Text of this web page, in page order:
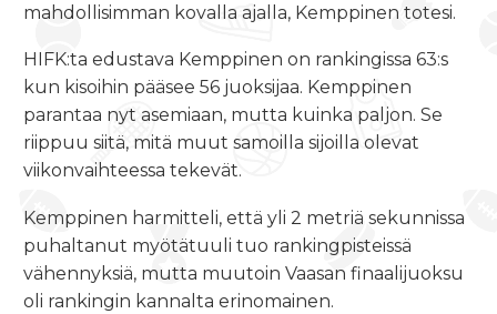
mahdollisimman kovalla ajalla, Kemppinen totesi.
HIFK:ta edustava Kemppinen on rankingissa 63:s
kun kisoihin pääsee 56 juoksijaa. Kemppinen
parantaa nyt asemiaan, mutta kuinka paljon. Se
riippuu siitä, mitä muut samoilla sijoilla olevat
viikonvaihteessa tekevät.
Kemppinen harmitteli, että yli 2 metriä sekunnissa
puhaltanut myötätuuli tuo rankingpisteissä
vähennyksiä, mutta muutoin Vaasan finaalijuoksu
oli rankingin kannalta erinomainen.